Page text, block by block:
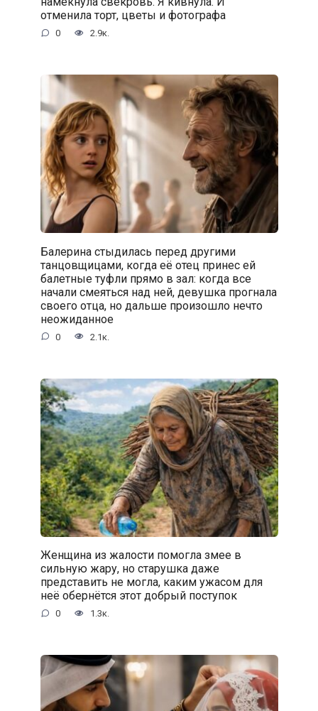
отменила торт, цветы и фотографа
0 2.9к.
Балерина стыдилась перед другими
танцовщицами, когда её отец принес ей
балетные туфли прямо в зал: когда все
начали смеяться над ней, девушка прогнала
своего отца, но дальше произошло нечто
неожиданное
0 2.1к.
Женщина из жалости помогла змее в
сильную жару, но старушка даже
представить не могла, каким ужасом для
неё обернётся этот добрый поступок
0 1.3к.